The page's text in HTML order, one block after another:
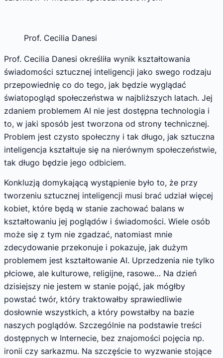
Prof. Cecilia Danesi
Prof. Cecilia Danesi określiła wynik kształtowania
świadomości sztucznej inteligencji jako swego rodzaju
przepowiednię co do tego, jak będzie wyglądać
światopogląd społeczeństwa w najbliższych latach. Jej
zdaniem problemem AI nie jest dostępna technologia i
to, w jaki sposób jest tworzona od strony technicznej.
Problem jest czysto społeczny i tak długo, jak sztuczna
inteligencja kształtuje się na nierównym społeczeństwie,
tak długo będzie jego odbiciem.
Konkluzją domykającą wystąpienie było to, że przy
tworzeniu sztucznej inteligencji musi brać udział więcej
kobiet, które będą w stanie zachować balans w
kształtowaniu jej poglądów i świadomości. Wiele osób
może się z tym nie zgadzać, natomiast mnie
zdecydowanie przekonuje i pokazuje, jak dużym
problemem jest kształtowanie AI. Uprzedzenia nie tylko
płciowe, ale kulturowe, religijne, rasowe… Na dzień
dzisiejszy nie jestem w stanie pojąć, jak mógłby
powstać twór, który traktowałby sprawiedliwie
dosłownie wszystkich, a który powstałby na bazie
naszych poglądów. Szczególnie na podstawie treści
dostępnych w Internecie, bez znajomości pojęcia np.
ironii czy sarkazmu. Na szczęście to wyzwanie stojące